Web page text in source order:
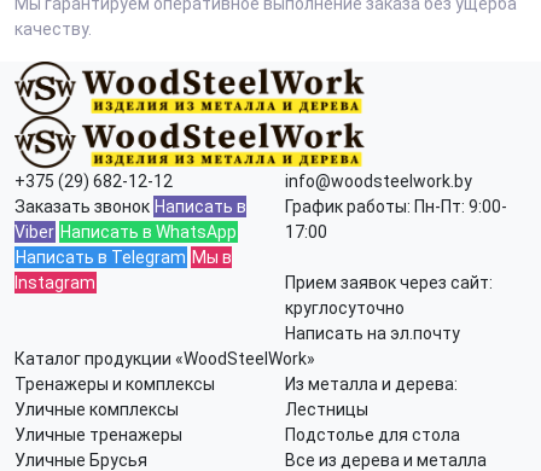
качеству.
+375 (29) 682-12-12
Заказать звонок Написать в
Viber Написать в WhatsApp
Написать в Telegram Мы в
Instagram
info@woodsteelwork.by
График работы: Пн-Пт: 9:00-
17:00
Прием заявок через сайт:
круглосуточно
Написать на эл.почту
Каталог продукции «WoodSteelWork»
Тренажеры и комплексы
Уличные комплексы
Уличные тренажеры
Уличные Брусья
Из металла и дерева:
Лестницы
Подстолье для стола
Все из дерева и металла